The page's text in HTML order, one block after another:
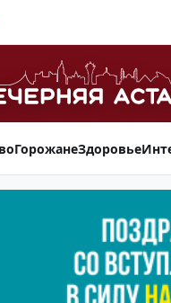
ГорожанеЗдоровье